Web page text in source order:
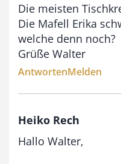
Die meisten
Die Mafell Erika
welche denn noch?
Grüße Walter
AntwortenMelden
Heiko Rech
Hallo Walter,